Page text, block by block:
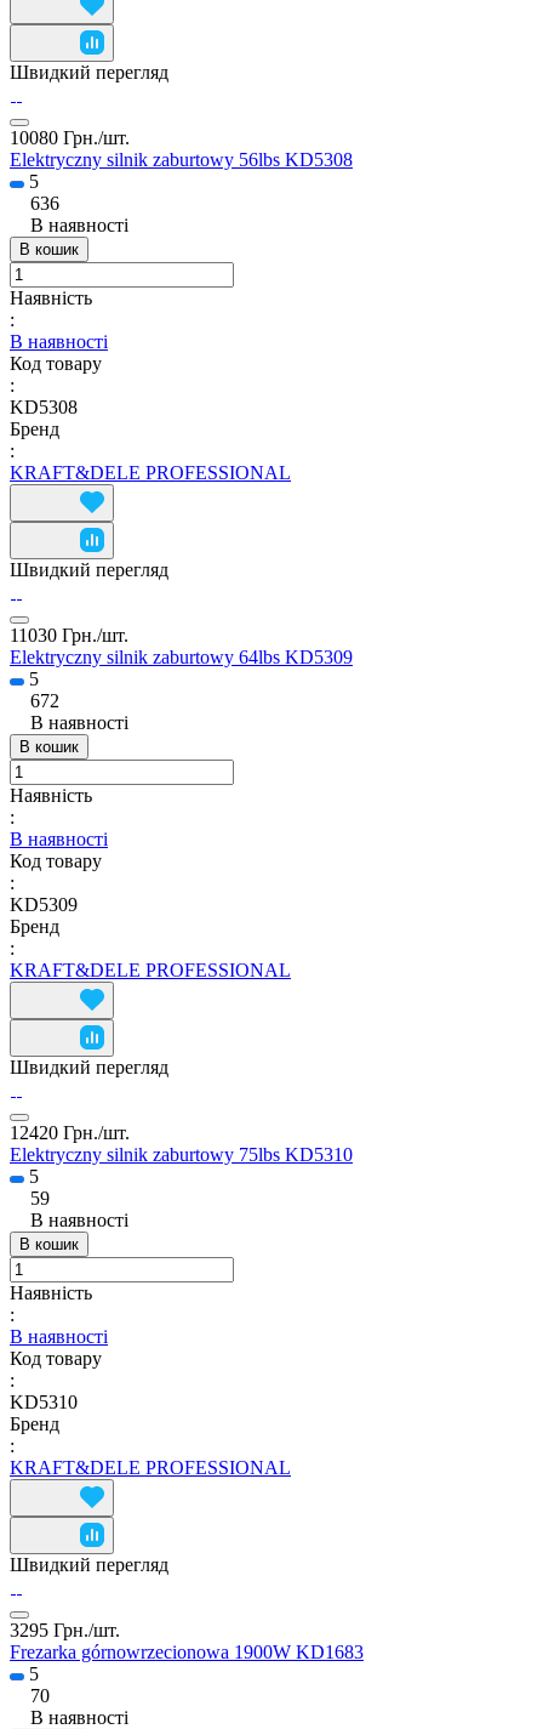
Швидкий перегляд
10080 Грн./шт.
Elektryczny silnik zaburtowy 56lbs KD5308
5
636
В наявності
В кошик
Наявність
:
В наявності
Код товару
:
KD5308
Бренд
:
KRAFT&DELE PROFESSIONAL
Швидкий перегляд
11030 Грн./шт.
Elektryczny silnik zaburtowy 64lbs KD5309
5
672
В наявності
В кошик
Наявність
:
В наявності
Код товару
:
KD5309
Бренд
:
KRAFT&DELE PROFESSIONAL
Швидкий перегляд
12420 Грн./шт.
Elektryczny silnik zaburtowy 75lbs KD5310
5
59
В наявності
В кошик
Наявність
:
В наявності
Код товару
:
KD5310
Бренд
:
KRAFT&DELE PROFESSIONAL
Швидкий перегляд
3295 Грн./шт.
Frezarka górnowrzecionowa 1900W KD1683
5
70
В наявності